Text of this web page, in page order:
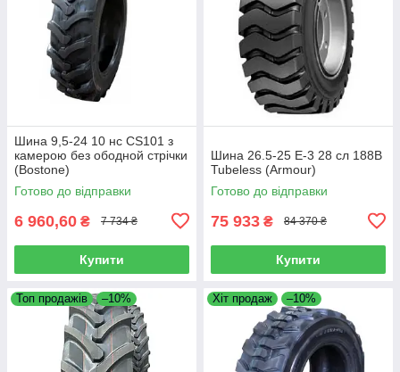
Шина 9,5-24 10 нс CS101 з
камерою без ободной стрічки
(Bostone)
Готово до відправки
6 960,60 ₴ 7 734 ₴
Купити
Шина 26.5-25 E-3 28 сл 188B
Tubeless (Armour)
Готово до відправки
75 933 ₴ 84 370 ₴
Купити
Топ продажів –10% Хіт продаж –10%